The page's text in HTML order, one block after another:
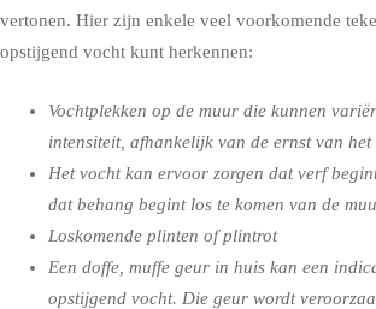
vertonen. Hier zijn enkele veel voorkomende
opstijgend vocht kunt herkennen:
Vochtplekken op de muur die kunnen
intensiteit, afhankelijk van de ernst van het
Het vocht kan ervoor zorgen dat verf
dat behang begint los te komen van de
Loskomende plinten of plintrot
Een doffe, muffe geur in huis kan een
opstijgend vocht. Die geur wordt